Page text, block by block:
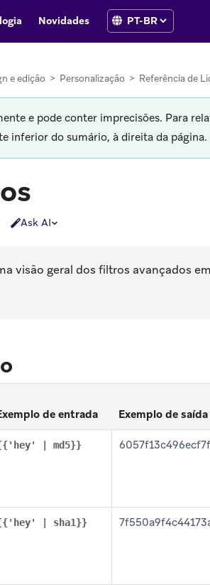
Novidades
e edição > Personalização > Referência de
e pode conter imprecisões. Para
inferior do sumário, à direita da página.
Ask AI
visão geral dos filtros avançados
de entrada Exemplo de saída
| md5}}
| sha1}}